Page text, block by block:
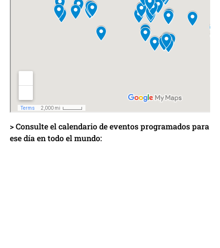
> Consulte el calendario de eventos programados para
ese día en todo el mundo: